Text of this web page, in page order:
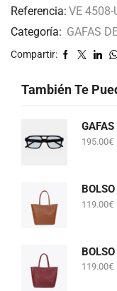
Referencia: VE 4508-
Categoría: GAFAS
Compartir:
También Te
195.00€
119.00€
119.00€